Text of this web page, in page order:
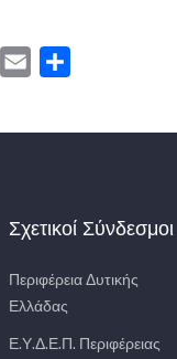
Copy
Email
Σχετικοί Σύνδεσμοι
Περιφέρεια Δυτικής
Ελλάδας
Ε.Υ.Δ.Ε.Π. Περιφέρειας